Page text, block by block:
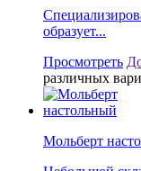
образует...
Просмотреть
различных
Мольберт